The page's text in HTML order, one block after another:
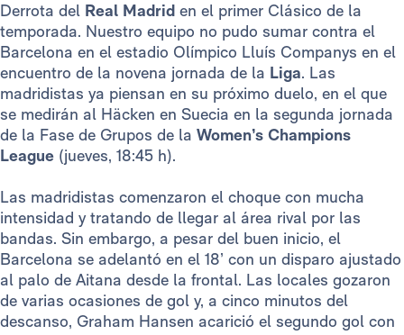
Derrota del Real Madrid en el primer Clásico de la
temporada. Nuestro equipo no pudo sumar contra el
Barcelona en el estadio Olímpico Lluís Companys en el
encuentro de la novena jornada de la Liga. Las
madridistas ya piensan en su próximo duelo, en el que
se medirán al Häcken en Suecia en la segunda jornada
de la Fase de Grupos de la Women’s Champions
League (jueves, 18:45 h).
Las madridistas comenzaron el choque con mucha
intensidad y tratando de llegar al área rival por las
bandas. Sin embargo, a pesar del buen inicio, el
Barcelona se adelantó en el 18’ con un disparo ajustado
al palo de Aitana desde la frontal. Las locales gozaron
de varias ocasiones de gol y, a cinco minutos del
descanso, Graham Hansen acarició el segundo gol con